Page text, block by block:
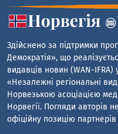
Здійснено за підтримки
Демократія», що
видавців новин (WAN-IFRA)
«Незалежні регіональні
Норвезькою асоціацією
Норвегії. Погляди авторів
офіційну позицію